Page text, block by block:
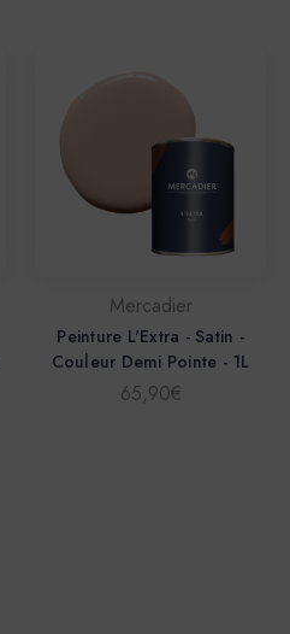
Mercadier
Peinture L'Extra - Satin -
Couleur Demi Pointe - 1L
65,90€